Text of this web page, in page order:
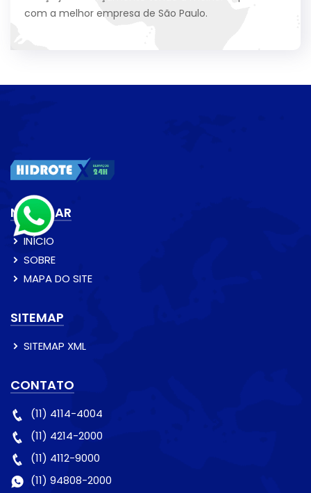
com a melhor empresa de São Paulo.
NAVEGAR
INÍCIO
SOBRE
MAPA DO SITE
SITEMAP
SITEMAP XML
CONTATO
(11) 4114-4004
(11) 4214-2000
(11) 4112-9000
(11) 94808-2000